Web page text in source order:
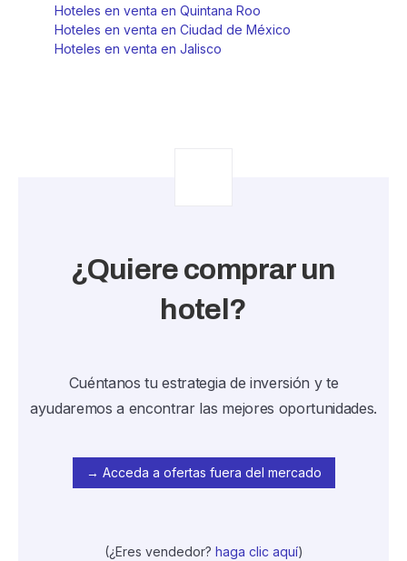
Hoteles en venta en Quintana Roo
Hoteles en venta en Ciudad de México
Hoteles en venta en Jalisco
¿Quiere comprar un
hotel?
Cuéntanos tu estrategia de inversión y te
ayudaremos a encontrar las mejores oportunidades.
→ Acceda a ofertas fuera del mercado
(¿Eres vendedor? haga clic aquí)